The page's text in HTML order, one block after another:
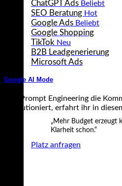
ChatGPT Ads
SEO Beratung
Google Ads
Google Shopping
TikTok
B2B Leadgenerierung
Microsoft Ads
„Mehr Budget erzeugt
Klarheit schon.“
Platz anfragen
Google AI Mode
Wie Prompt Engineering die
revolutioniert, erfahrt ihr in